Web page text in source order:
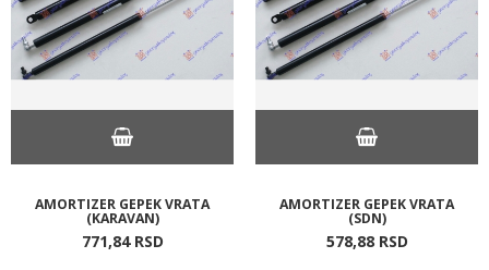
AMORTIZER GEPEK VRATA
(KARAVAN)
771,84 RSD
AMORTIZER GEPEK VRATA
(SDN)
578,88 RSD